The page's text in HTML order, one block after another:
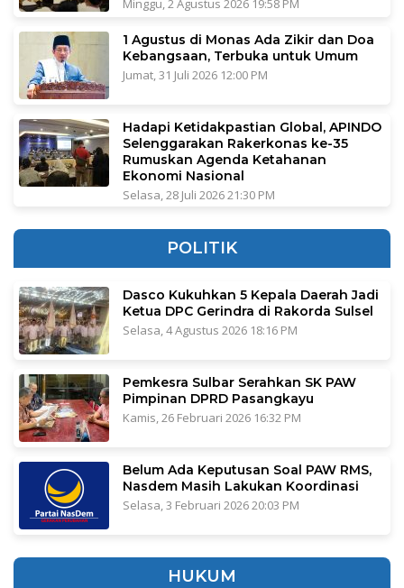
Minggu, 2 Agustus 2026 19:58 PM
1 Agustus di Monas Ada Zikir dan Doa
Kebangsaan, Terbuka untuk Umum
Jumat, 31 Juli 2026 12:00 PM
Hadapi Ketidakpastian Global, APINDO
Selenggarakan Rakerkonas ke-35
Rumuskan Agenda Ketahanan
Ekonomi Nasional
Selasa, 28 Juli 2026 21:30 PM
POLITIK
Dasco Kukuhkan 5 Kepala Daerah Jadi
Ketua DPC Gerindra di Rakorda Sulsel
Selasa, 4 Agustus 2026 18:16 PM
Pemkesra Sulbar Serahkan SK PAW
Pimpinan DPRD Pasangkayu
Kamis, 26 Februari 2026 16:32 PM
Belum Ada Keputusan Soal PAW RMS,
Nasdem Masih Lakukan Koordinasi
Selasa, 3 Februari 2026 20:03 PM
HUKUM